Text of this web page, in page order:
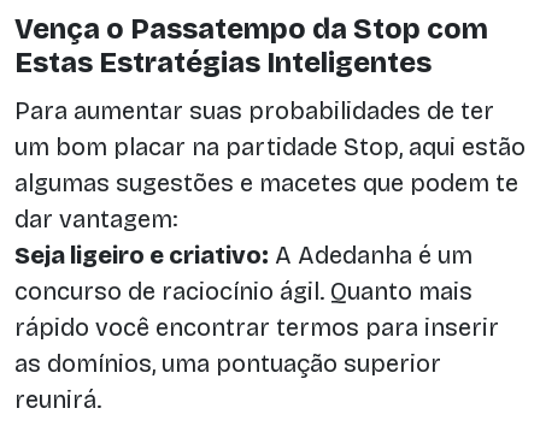
Vença o Passatempo da Stop com
Estas Estratégias Inteligentes
Para aumentar suas probabilidades de ter
um bom placar na partidade Stop, aqui estão
algumas sugestões e macetes que podem te
dar vantagem:
Seja ligeiro e criativo: A Adedanha é um
concurso de raciocínio ágil. Quanto mais
rápido você encontrar termos para inserir
as domínios, uma pontuação superior
reunirá.